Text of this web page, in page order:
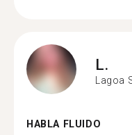
L.
Lagoa
HABLA FLUIDO